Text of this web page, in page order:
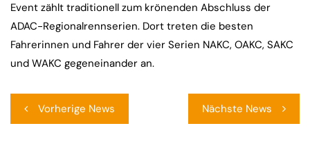
Event zählt traditionell zum krönenden Abschluss der
ADAC-Regionalrennserien. Dort treten die besten
Fahrerinnen und Fahrer der vier Serien NAKC, OAKC, SAKC
und WAKC gegeneinander an.
Vorherige News Nächste News